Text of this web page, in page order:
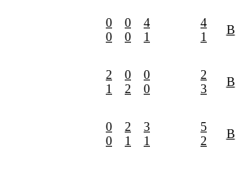
0
0
0
0
4
1
4
1
В
2
1
0
2
0
0
2
3
В
0
0
2
1
3
1
5
2
В